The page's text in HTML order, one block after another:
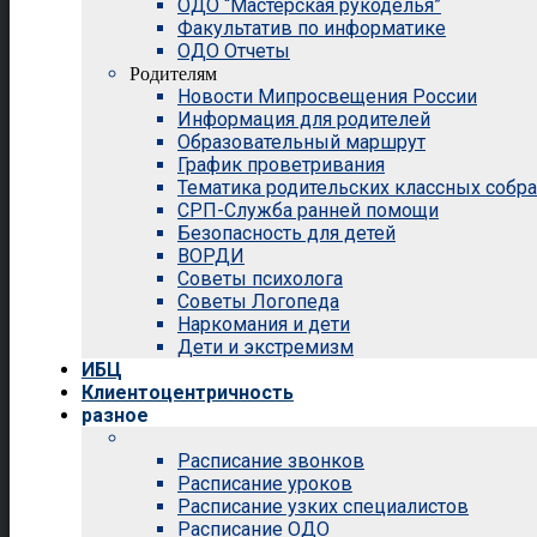
ОДО “Мастерская рукоделья”
Факультатив по информатике
ОДО Отчеты
Родителям
Новости Мипросвещения России
Информация для родителей
Образовательный маршрут
График проветривания
Тематика родительских классных
СРП-Служба ранней помощи
Безопасность для детей
ВОРДИ
Советы психолога
Советы Логопеда
Наркомания и дети
Дети и экстремизм
ИБЦ
Клиентоцентричность
разное
Расписание звонков
Расписание уроков
Расписание узких специалистов
Расписание ОДО